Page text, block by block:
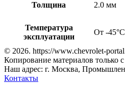
Толщина 2.0 мм
Температура
эксплуатации
От -
© 2026. https://www.chevrolet-
Копирование материалов только
Наш адрес: г. Москва,
Контакты